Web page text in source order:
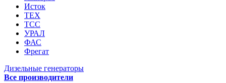
Исток
ТЕХ
ТСС
УРАЛ
ФАС
Фрегат
Дизельные генераторы
Все производители